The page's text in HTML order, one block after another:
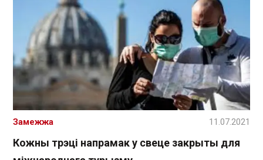
Кожны трэці напрамак у свеце закрыты для
Замежжа 11.07.2021